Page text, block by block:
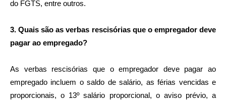
do FGTS, entre outros.
3. Quais são as verbas rescisórias que o empregador deve
pagar ao empregado?
As verbas rescisórias que o empregador deve pagar ao
empregado incluem o saldo de salário, as férias vencidas e
proporcionais, o 13º salário proporcional, o aviso prévio, a